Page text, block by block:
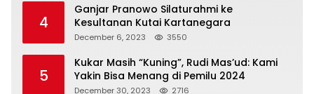
4
Ganjar Pranowo Silaturahmi ke
Kesultanan Kutai Kartanegara
December 6, 2023 3550
5
Kukar Masih “Kuning”, Rudi Mas’ud: Kami
Yakin Bisa Menang di Pemilu 2024
December 30, 2023 2716